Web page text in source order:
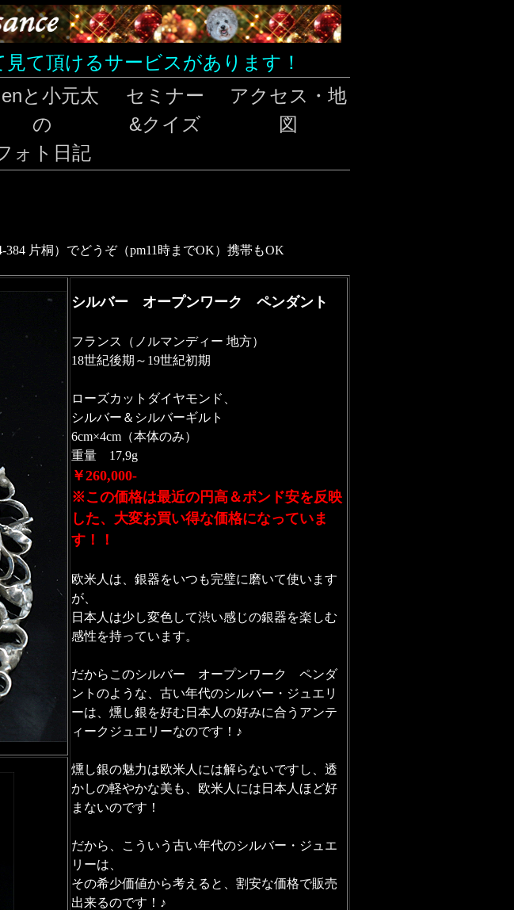
て頂けるサービスがあります！
と小元太
の
ォト日記
セミナー
&クイズ
アクセス・地
図
384 片桐）でどうぞ（pm11時までOK）携帯もOK
シルバー オープンワーク ペンダント
フランス（ノルマンディー 地方）
18世紀後期～19世紀初期
ローズカットダイヤモンド、
シルバー＆シルバーギルト
6cm×4cm（本体のみ）
重量 17,9g
￥260,000-
※この価格は最近の円高＆ポンド安を反映
した、大変お買い得な価格になっていま
す！！
欧米人は、銀器をいつも完璧に磨いて使います
が、
日本人は少し変色して渋い感じの銀器を楽しむ
感性を持っています。
だからこのシルバー オープンワーク ペンダ
ントのような、古い年代のシルバー・ジュエリ
ーは、燻し銀を好む日本人の好みに合うアンテ
ィークジュエリーなのです！♪
燻し銀の魅力は欧米人には解らないですし、透
かしの軽やかな美も、欧米人には日本人ほど好
まないのです！
だから、こういう古い年代のシルバー・ジュエ
リーは、
その希少価値から考えると、割安な価格で販売
出来るのです！♪